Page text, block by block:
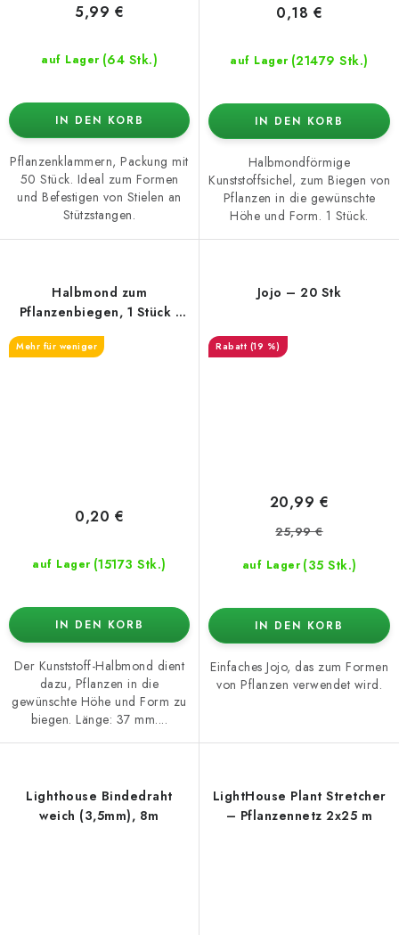
auf Lager (64 Stk.)
5,99 €
IN DEN KORB
Pflanzenklammern, Packung mit
50 Stück. Ideal zum Formen
und Befestigen von Stielen an
Stützstangen.
auf Lager (21479 Stk.)
0,18 €
IN DEN KORB
Halbmondförmige
Kunststoffsichel, zum Biegen von
Pflanzen in die gewünschte
Höhe und Form. 1 Stück.
Halbmond zum
Pflanzenbiegen, 1 Stück -
Mehr für weniger
auf Lager (15173 Stk.)
0,20 €
IN DEN KORB
Der Kunststoff-Halbmond dient
dazu, Pflanzen in die
gewünschte Höhe und Form zu
biegen. Länge: 37 mm....
Jojo – 20 Stk
(19 %)
auf Lager (35 Stk.)
20,99 €
25,99 €
IN DEN KORB
Einfaches Jojo, das zum Formen
von Pflanzen verwendet wird.
Lighthouse Bindedraht
weich (3,5mm), 8m
LightHouse Plant Stretcher
– Pflanzennetz 2x25 m